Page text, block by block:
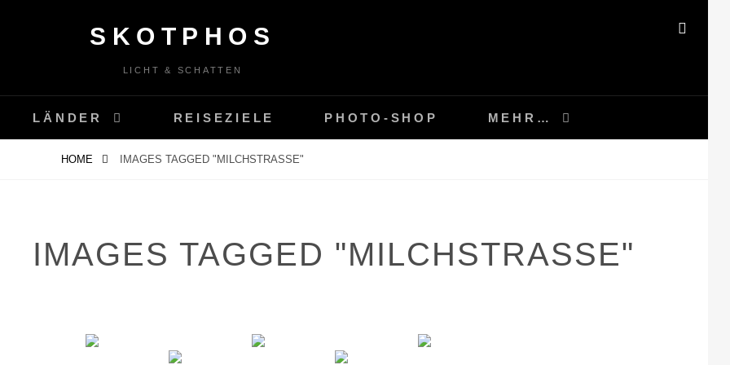
SKOTPHOS
LICHT & SCHATTEN
LÄNDER REISEZIELE PHOTO-SHOP MEHR…
HOME IMAGES TAGGED "MILCHSTRASSE"
IMAGES TAGGED "MILCHSTRASSE"